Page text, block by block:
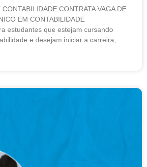
CONTRATA VAGA DE
EM CONTABILIDADE
estudantes que estejam cursando
e desejam iniciar a carreira,